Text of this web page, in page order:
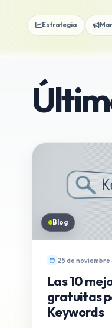
Estrategia
Blog
25 de noviembre
Las 10
gratuitas
Keywords